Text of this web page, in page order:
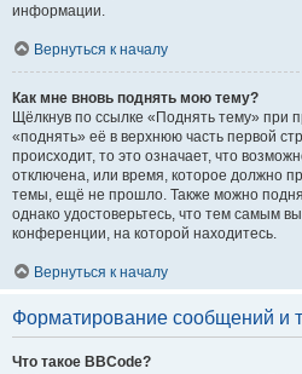
информации.
Вернуться к началу
Как мне вновь поднять мою тему?
Щёлкнув по ссылке «Поднять тему» при
«поднять» её в верхнюю часть первой
происходит, то это означает, что
отключена, или время, которое должно
темы, ещё не прошло. Также можно
однако удостоверьтесь, что тем самым
конференции, на которой находитесь.
Вернуться к началу
Форматирование сообщений и
Что такое BBCode?